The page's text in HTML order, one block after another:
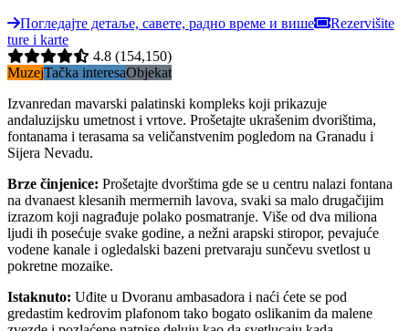
Погледајте детаље, савете, радно време и више
Rezervišite
ture i karte
4.8 (154,150)
MuzejTačka interesaObjekat
Izvanredan mavarski palatinski kompleks koji prikazuje
andaluzijsku umetnost i vrtove. Prošetajte ukrašenim dvorištima,
fontanama i terasama sa veličanstvenim pogledom na Granadu i
Sijera Nevadu.
Brze činjenice: Prošetajte dvorštima gde se u centru nalazi fontana
na dvanaest klesanih mermernih lavova, svaki sa malo drugačijim
izrazom koji nagrađuje polako posmatranje. Više od dva miliona
ljudi ih posećuje svake godine, a nežni arapski stiropor, pevajuće
vodene kanale i ogledalski bazeni pretvaraju sunčevu svetlost u
pokretne mozaike.
Istaknuto: Uđite u Dvoranu ambasadora i naći ćete se pod
gredastim kedrovim plafonom tako bogato oslikanim da malene